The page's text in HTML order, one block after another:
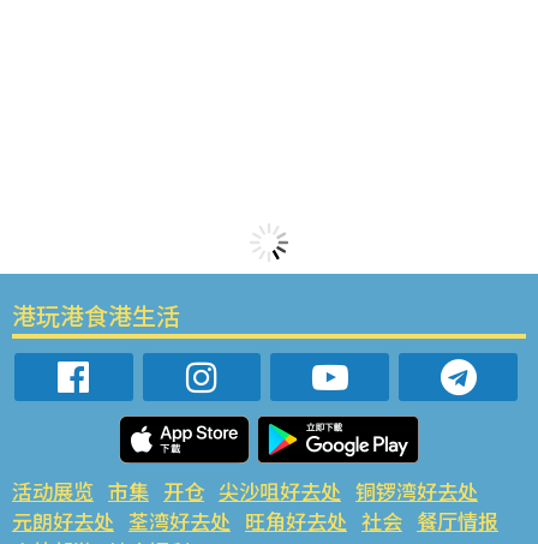
港玩港食港生活
活动展览 市集 开仓 尖沙咀好去处 铜锣湾好去处
元朗好去处 荃湾好去处 旺角好去处 社会 餐厅情报